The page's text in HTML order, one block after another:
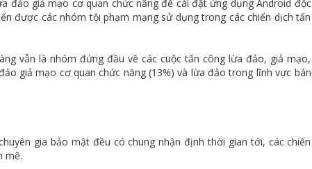
đảo giả mạo cơ quan chức năng để cài đặt ứng dụng Android độc
được các nhóm tội phạm mạng sử dụng trong các chiến dịch tấn
vẫn là nhóm đứng đầu về các cuộc tấn công lừa đảo, giả mạo,
giả mạo cơ quan chức năng (13%) và lừa đảo trong lĩnh vực bán
gia bảo mật đều có chung nhận định thời gian tới, các chiến
mẽ.